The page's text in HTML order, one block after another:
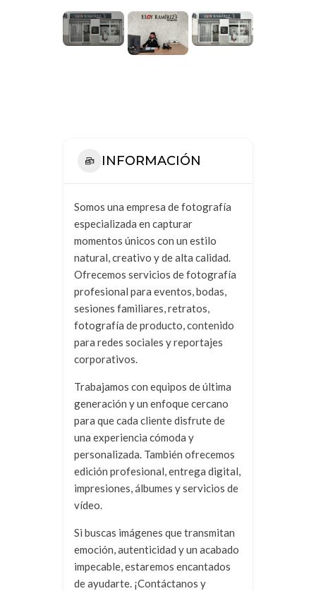
INFORMACIÓN
Somos una empresa de fotografía
especializada en capturar
momentos únicos con un estilo
natural, creativo y de alta calidad.
Ofrecemos servicios de fotografía
profesional para eventos, bodas,
sesiones familiares, retratos,
fotografía de producto, contenido
para redes sociales y reportajes
corporativos.
Trabajamos con equipos de última
generación y un enfoque cercano
para que cada cliente disfrute de
una experiencia cómoda y
personalizada. También ofrecemos
edición profesional, entrega digital,
impresiones, álbumes y servicios de
vídeo.
Si buscas imágenes que transmitan
emoción, autenticidad y un acabado
impecable, estaremos encantados
de ayudarte. ¡Contáctanos y